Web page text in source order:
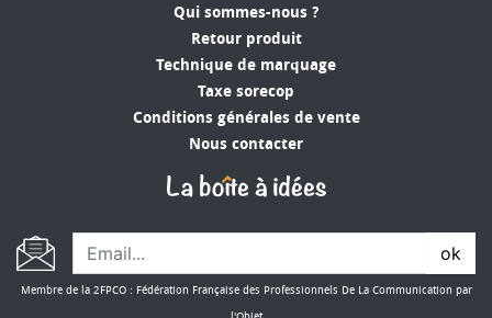
Qui sommes-nous ?
Retour produit
Technique de marquage
Taxe sorecop
Conditions générales de vente
Nous contacter
ok
Membre de la 2FPCO : Fédération Française des Professionnels De La Communication par